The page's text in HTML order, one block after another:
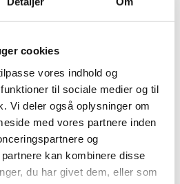
cookies
vores indhold og
til sociale medier og til
Vi deler også oplysninger om
med vores partnere inden
og
kan kombinere disse
du har givet dem, eller som
Bestikdele nr. 35
(4)
VARENUMMER